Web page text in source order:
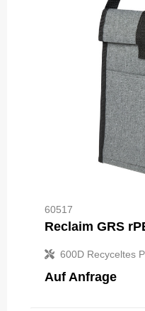
60517
600D Recyceltes
Auf Anfrage